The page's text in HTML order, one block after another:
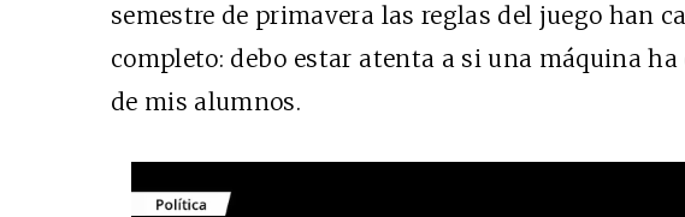
semestre de primavera las reglas del juego han
completo: debo estar atenta a si una máquina
de mis alumnos.